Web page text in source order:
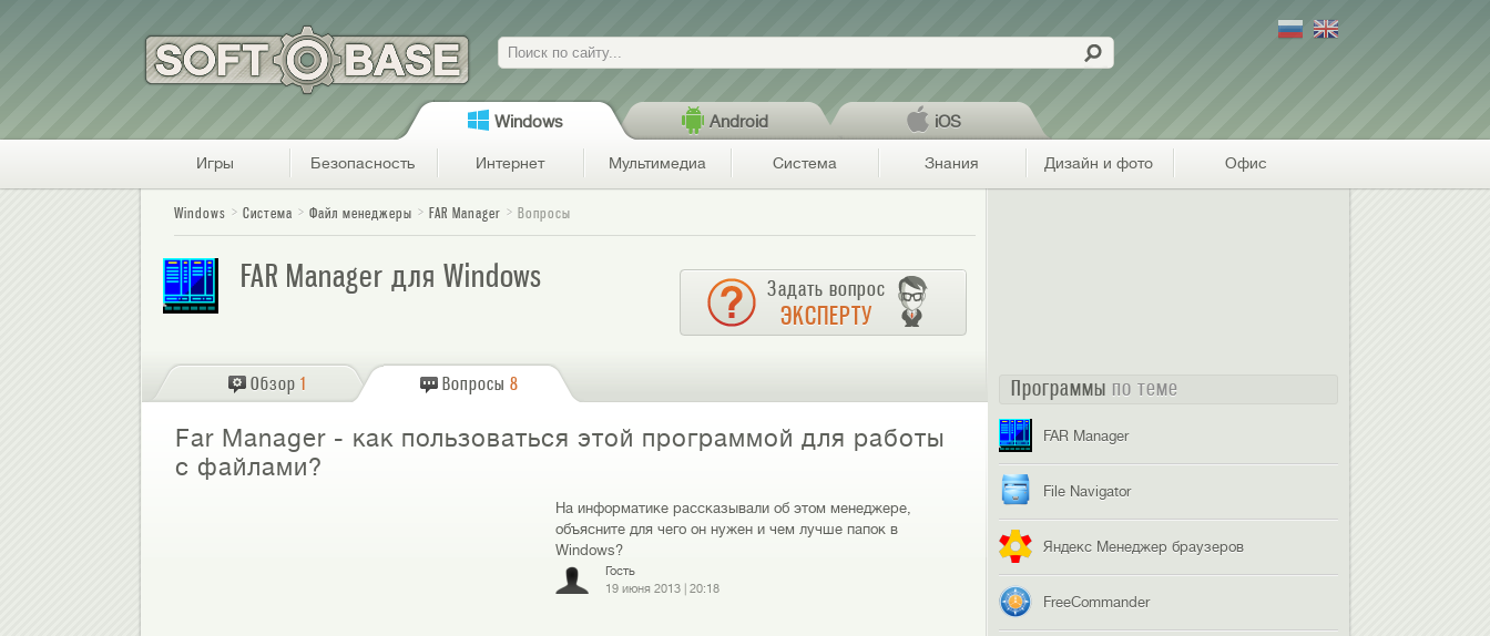
Поиск
Windows Android iOS
Игры Безопасность Интернет Мультимедиа Система Знания Дизайн и фото Офис
Windows Система Файл менеджеры FAR Manager Вопросы
FAR Manager для Windows Задать вопрос
ЭКСПЕРТУ
Обзор 1 Вопросы 8
Far Manager - как пользоваться этой программой для работы
с файлами?
На информатике рассказывали об этом менеджере,
объясните для чего он нужен и чем лучше папок в
Windows?
Гость
19 июня 2013| 20:18
Программы по теме
FAR Manager
File Navigator
Яндекс Менеджер браузеров
FreeCommander